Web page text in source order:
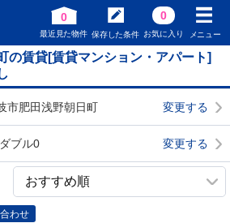
0
最近見た物件 保存した条件
0
お気に入り メニュー
の賃貸[賃貸マンション・アパート]
市肥田浅野朝日町 変更する
ブル0 変更する
わせ